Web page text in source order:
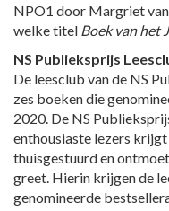
NPO1 door Margriet
welke titel Boek van het
NS Publieksprijs
De leesclub van de NS
zes boeken die
2020. De NS
enthousiaste lezers
thuisgestuurd en
greet. Hierin krijgen de
genomineerde